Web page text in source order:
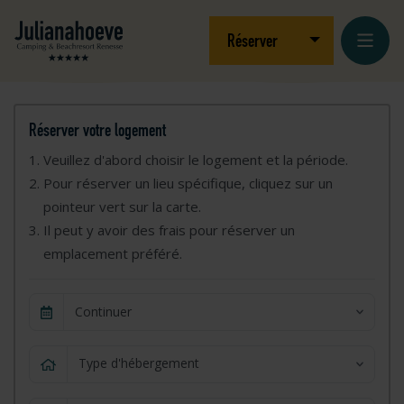
Logo Julianahoeve Réserver Ouvrir/fermer
Réserver votre logement
Veuillez d'abord choisir le logement et la période.
Pour réserver un lieu spécifique, cliquez sur un
pointeur vert sur la carte.
Il peut y avoir des frais pour réserver un
emplacement préféré.
Continuer
Type d'hébergement